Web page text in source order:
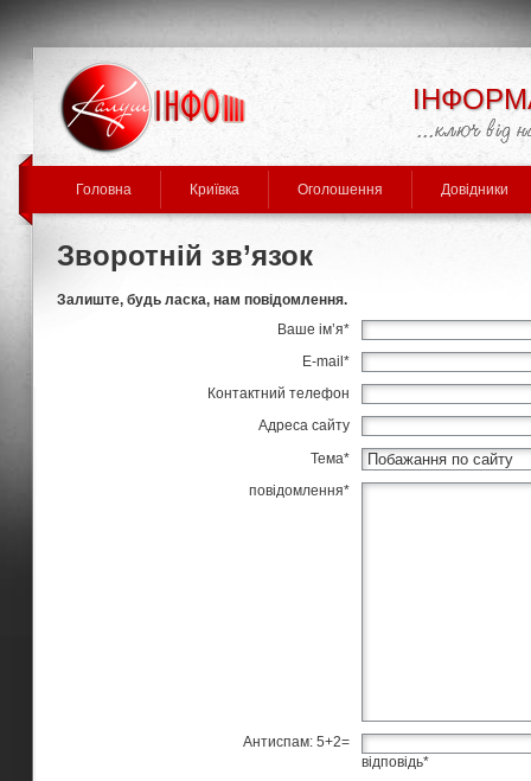
Головна Криївка Оголошення Довідники
Зворотній зв’язок
Залиште, будь ласка, нам повідомлення.
Ваше ім’я*
E-mail *
Контактний телефон
Адреса сайту
Тема*
повідомлення*
Антиспам: 5+2=
відповідь*